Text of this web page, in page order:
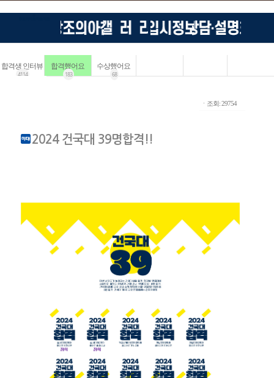
합격생 인터뷰
4114
합격했어요
183
수상했어요
68
ㆍ조회: 29754
2024 건국대 39명합격!!